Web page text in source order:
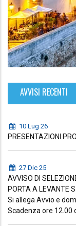
AVVISI RECENTI
10 Lug 26
PRESENTAZIONI
27 Dic 25
AVVISO DI
PORTA A LEVANTE
Si allega Avvio e
Scadenza ore 12.00